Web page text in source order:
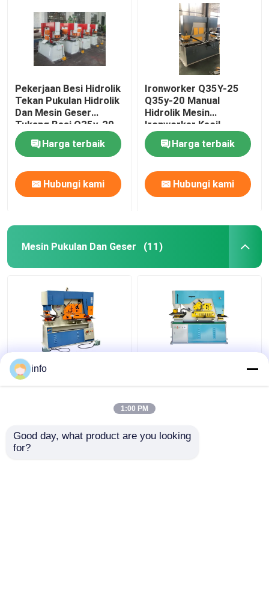
Pekerjaan Besi Hidrolik
Tekan Pukulan Hidrolik
Dan Mesin Geser
Tukang Besi Q35y-20
Harga terbaik
Hubungi kami
Ironworker Q35Y-25
Q35y-20 Manual
Hidrolik Mesin
Ironworker Kecil
Harga terbaik
Hubungi kami
Mesin Pukulan Dan Geser (11)
Q35y-25 Pekerja Besi
Hidrolik Gabungan
info
1:00 PM
Good day, what product are you looking
for?